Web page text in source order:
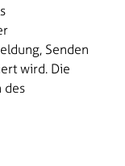
Senden
wird. Die
des